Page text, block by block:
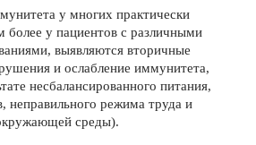
у многих практически
более у пациентов с различными
выявляются вторичные
и ослабление иммунитета,
несбалансированного питания,
неправильного режима труда и
среды).